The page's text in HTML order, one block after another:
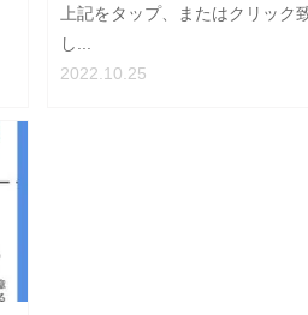
上記をタップ、またはクリック
し...
2022.10.25